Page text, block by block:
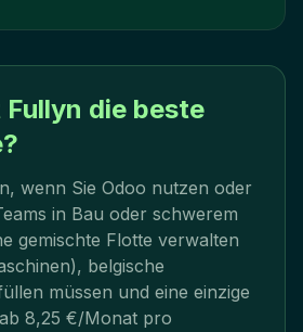
Fullyn die beste
wenn Sie Odoo nutzen oder
in Bau oder schwerem
gemischte Flotte verwalten
belgische
müssen und eine einzige
8,25 €/Monat pro